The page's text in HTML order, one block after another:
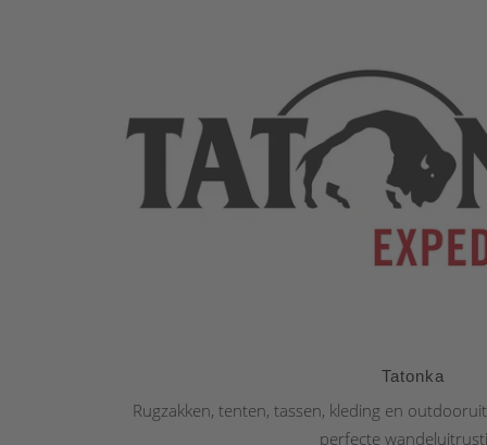
Tatonka
Rugzakken, tenten, tassen, kleding en
perfecte